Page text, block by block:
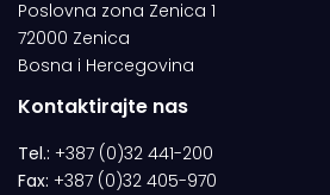
Poslovna zona Zenica 1
72000 Zenica
Bosna i Hercegovina
Kontaktirajte nas
Tel.: +387 (0)32 441-200
Fax: +387 (0)32 405-970